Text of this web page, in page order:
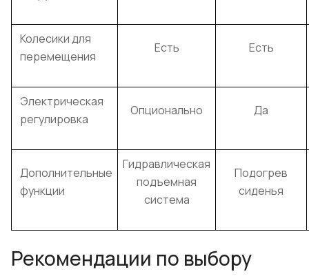
Колесики для
перемещения
Есть Есть
Электрическая
регулировка
Опционально Да
Дополнительные
функции
Гидравлическая
подъемная
система
Подогрев
сиденья
Рекомендации по выбору